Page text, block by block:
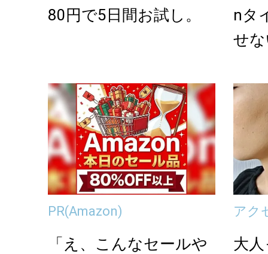
80円で5日間お試し。
nタ
せ
PR(Amazon)
「え、こんなセールや
アク
大